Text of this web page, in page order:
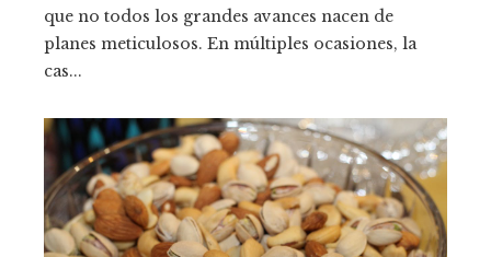
que no todos los grandes avances nacen de
planes meticulosos. En múltiples ocasiones, la
cas...